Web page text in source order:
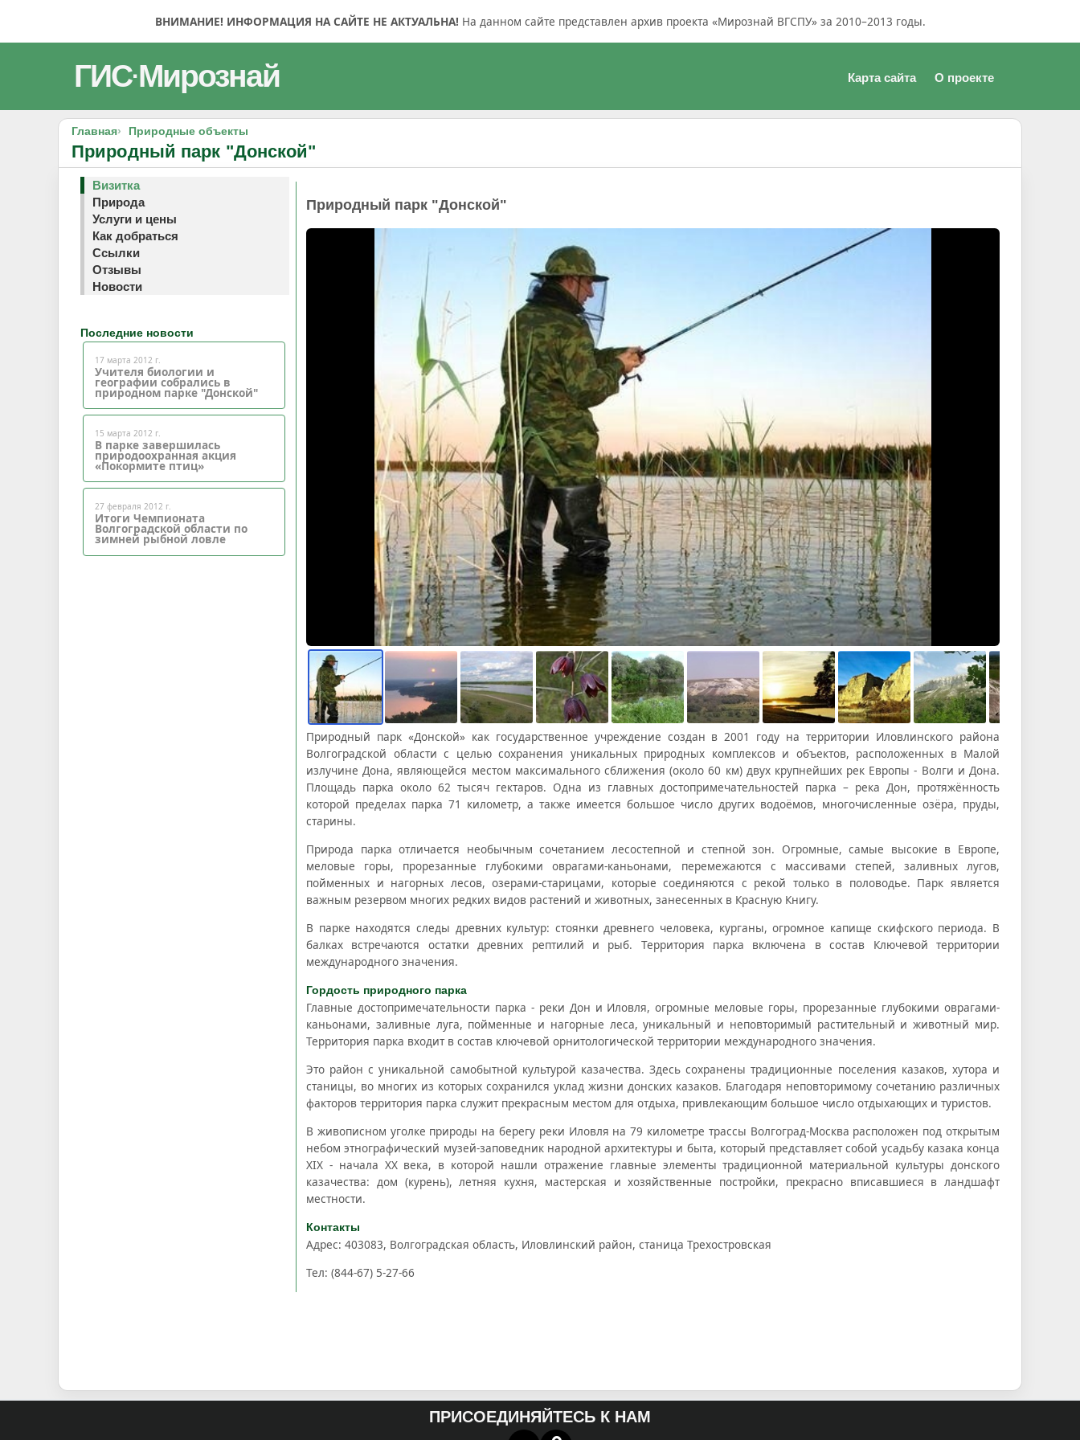
ВНИМАНИЕ! ИНФОРМАЦИЯ НА САЙТЕ НЕ АКТУАЛЬНА! На данном сайте представлен архив проекта «Мирознай ВГСПУ» за 2010–2013 годы.
ГИС·Мирознай Карта сайта О проекте
Главная Природные объекты
Природный парк "Донской"
Визитка
Природа
Услуги и цены
Как добраться
Ссылки
Отзывы
Новости
Последние новости
17 марта 2012 г.
Учителя биологии и
географии собрались в
природном парке "Донской"
15 марта 2012 г.
В парке завершилась
природоохранная акция
«Покормите птиц»
27 февраля 2012 г.
Итоги Чемпионата
Волгоградской области по
зимней рыбной ловле
Природный парк "Донской"
Природный парк «Донской» как государственное учреждение создан в 2001 году на территории Иловлинского района
Волгоградской области с целью сохранения уникальных природных комплексов и объектов, расположенных в Малой
излучине Дона, являющейся местом максимального сближения (около 60 км) двух крупнейших рек Европы - Волги и Дона.
Площадь парка около 62 тысяч гектаров. Одна из главных достопримечательностей парка – река Дон, протяжённость
которой пределах парка 71 километр, а также имеется большое число других водоёмов, многочисленные озёра, пруды,
старины.
Природа парка отличается необычным сочетанием лесостепной и степной зон. Огромные, самые высокие в Европе,
меловые горы, прорезанные глубокими оврагами-каньонами, перемежаются с массивами степей, заливных лугов,
пойменных и нагорных лесов, озерами-старицами, которые соединяются с рекой только в половодье. Парк является
важным резервом многих редких видов растений и животных, занесенных в Красную Книгу.
В парке находятся следы древних культур: стоянки древнего человека, курганы, огромное капище скифского периода. В
балках встречаются остатки древних рептилий и рыб. Территория парка включена в состав Ключевой территории
международного значения.
Гордость природного парка
Главные достопримечательности парка - реки Дон и Иловля, огромные меловые горы, прорезанные глубокими оврагами-
каньонами, заливные луга, пойменные и нагорные леса, уникальный и неповторимый растительный и животный мир.
Территория парка входит в состав ключевой орнитологической территории международного значения.
Это район с уникальной самобытной культурой казачества. Здесь сохранены традиционные поселения казаков, хутора и
станицы, во многих из которых сохранился уклад жизни донских казаков. Благодаря неповторимому сочетанию различных
факторов территория парка служит прекрасным местом для отдыха, привлекающим большое число отдыхающих и туристов.
В живописном уголке природы на берегу реки Иловля на 79 километре трассы Волгоград-Москва расположен под открытым
небом этнографический музей-заповедник народной архитектуры и быта, который представляет собой усадьбу казака конца
XIX - начала XX века, в которой нашли отражение главные элементы традиционной материальной культуры донского
казачества: дом (курень), летняя кухня, мастерская и хозяйственные постройки, прекрасно вписавшиеся в ландшафт
местности.
Контакты
Адрес: 403083, Волгоградская область, Иловлинский район, станица Трехостровская
Тел: (844-67) 5-27-66
ПРИСОЕДИНЯЙТЕСЬ К НАМ